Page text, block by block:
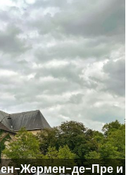
Жермен-де-Пре и